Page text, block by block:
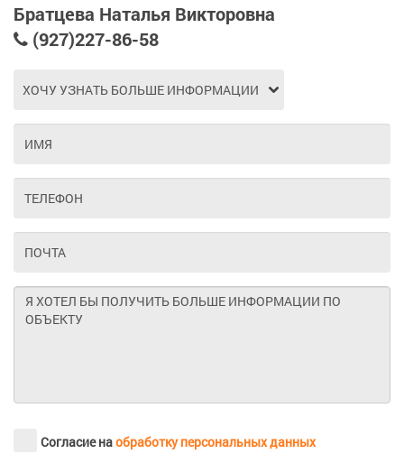
Братцева Наталья Викторовна
(927)227-86-58
Согласие наобработку персональных данных